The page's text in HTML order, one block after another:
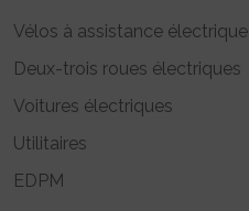
Vélos à assistance électrique
Deux-trois roues électriques
Voitures électriques
Utilitaires
EDPM